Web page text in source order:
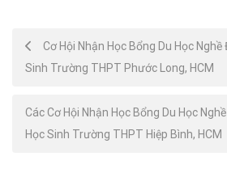
Post
navigation
Cơ Hội Nhận Học Bổng Du Học
Sinh Trường THPT Phước Long, HCM
Các Cơ Hội Nhận Học Bổng Du Học
Học Sinh Trường THPT Hiệp Bình, HCM